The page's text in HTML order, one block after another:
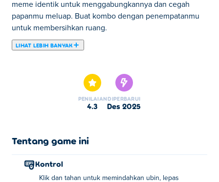
meme identik untuk menggabungkannya dan cegah
papanmu meluap. Buat kombo dengan penempatanmu
untuk membersihkan ruang.
LIHAT LEBIH BANYAK
kocak! Cukup seret dan letakkan ubin ke papan. Ketika
dua ubin yang sama bertemu, mereka akan bergabung
menjadi karakter baru. Mulailah perjalananmu dengan
karakter favorit yang lucu. Bisakah kamu membuka
Bagaimana cara memainkan Brainrot Merge?
PENILAIAN
4.3
DIPERBARUI
Des 2025
Tentang game ini
Kontrol
Klik dan tahan untuk memindahkan ubin, lepas